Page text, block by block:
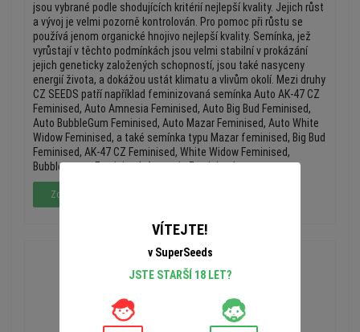
jsou vybrané podle shodujících kritérií nejlepší kvality. Jejich růst
a vývoj je velmi pozorně kontrolován. Pro pomoc při růstu se
používá jenom organické hnojivo nejlepší kvality. Semínka, jež
vyrůstají v těchto podmínkách jsou velmi stabilní v prokázání
jejich geneticky založených schopností, jsou také nasyceny
energií života, a dokážou ustát klimatu a vlivům okolí. Mezi druhy
CZ SEEDS patří například feminizovaná semínka Auto AK-47 CZ
Feminised, Auto Amnesia Feminised, Auto Big Bud Feminised,
Auto BubbleGum Feminised, Auto Mazar Feminised, Auto White
Widow Feminised, a také semínka typu Mazar feminised, Big Bud
Feminised, AK-47 CZ Feminised, White Widow Feminised,
Bubblegum + Feminised, Amnesia Feminised.
Zobrazit celý rozsah Cz Seeds
VÍTEJTE!
v SuperSeeds
JSTE STARŠÍ 18 LET?